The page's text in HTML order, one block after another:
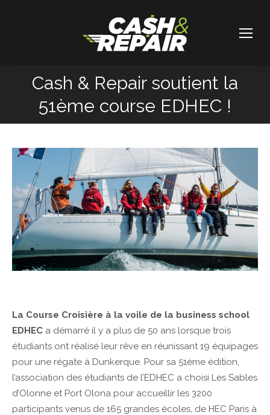
Cash & Repair soutient la
51ème course EDHEC !
Vous êtes ici :
La Course Croisière à la voile de la business school
EDHEC a démarré il y a plus de 50 ans lorsque trois
étudiants ont réalisé leur rêve en réunissant 19 équipages
pour une régate à Dunkerque. Pour sa 51ème édition,
l’association des étudiants de l’EDHEC a choisi Les Sables
d’Olonne et Port Olona pour accueillir les 3200
participants venus de 165 grandes écoles, de HEC Paris à